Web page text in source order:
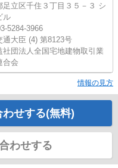
足立区千住３丁目３５－３ シ
ル
5284-3966
通大臣 (4) 第8123号
社団法人全国宅地建物取引業
合会
情報の見方
せする(無料)
わせする